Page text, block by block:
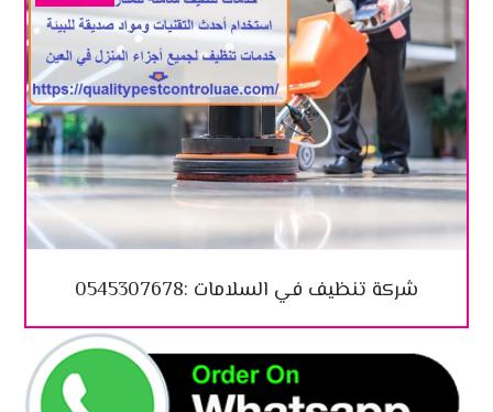
شركة تنظيف في السلامات :0545307678